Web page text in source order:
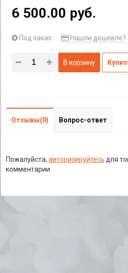
6 500.00 руб.
Под заказ Нашли дешевле?
В корзину
Отзывы(0) Вопрос-ответ
Пожалуйста,авторизируйтесь для
комментарии